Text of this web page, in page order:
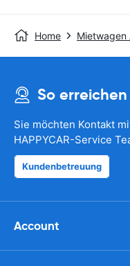
Home Mietwagen
So
Sie möchten Kontakt
HAPPYCAR-Service
Kundenbetreuung
Account